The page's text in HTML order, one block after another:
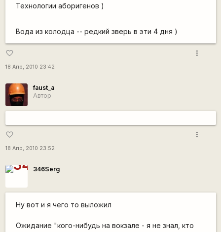
Технологии аборигенов )
Вода из колодца -- редкий зверь в эти 4 дня )
favorite_border
18 Апр, 2010 23:42
more_vert
faust_a
Автор
favorite_border
18 Апр, 2010 23:52
more_vert
346Serg
Ну вот и я чего то выложил
Ожидание "кого-нибудь на вокзале - я не знал, кто